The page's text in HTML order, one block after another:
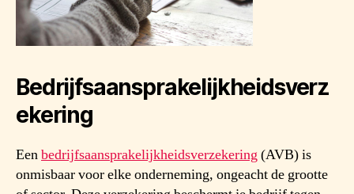
Bedrijfsaansprakelijkheidsverz
ekering
Eenbedrijfsaansprakelijkheidsverzekering(AVB) is
onmisbaar voor elke onderneming, ongeacht de grootte